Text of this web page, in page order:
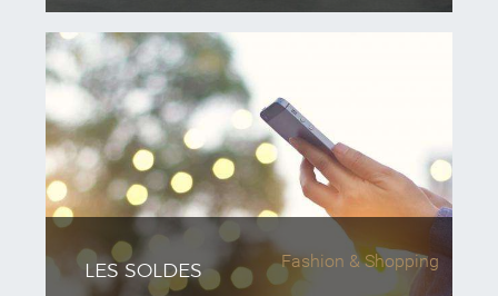
LES SOLDES
Fashion & Shopping